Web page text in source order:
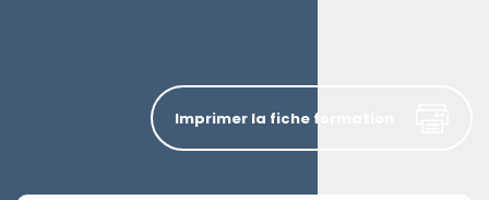
Imprimer la fiche formation